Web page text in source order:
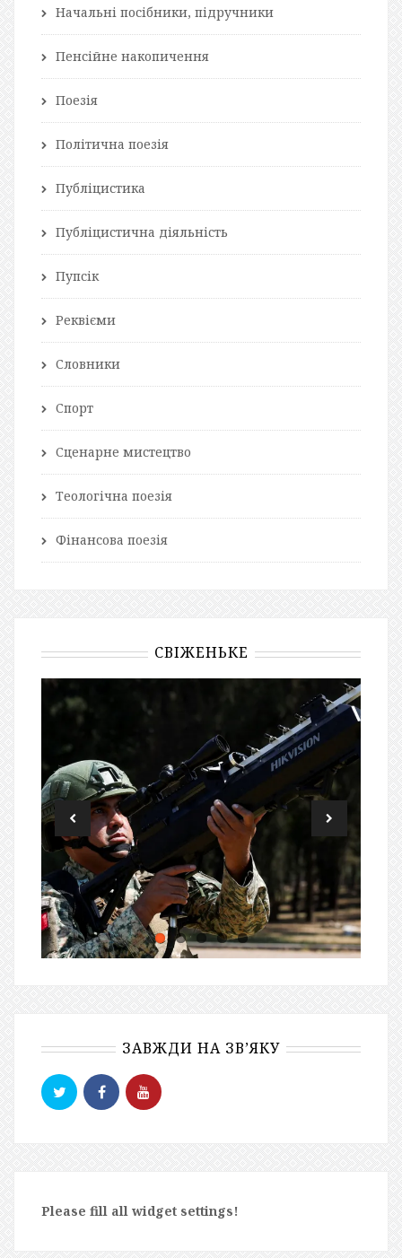
Начальні посібники, підручники
Пенсійне накопичення
Поезія
Політична поезія
Публіцистика
Публіцистична діяльність
Пупсік
Реквієми
Словники
Спорт
Сценарне мистецтво
Теологічна поезія
Фінансова поезія
СВІЖЕНЬКЕ
ЗАВЖДИ НА ЗВ’ЯКУ
Please fill all widget settings!